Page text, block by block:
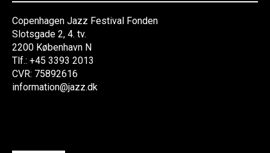
Copenhagen Jazz Festival Fonden
Slotsgade 2, 4. tv.
2200 København N
Tlf.: +45 3393 2013
CVR: 75892616
information@jazz.dk